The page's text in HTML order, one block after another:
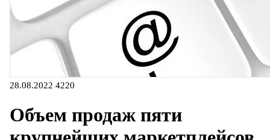
28.08.2022 4220
Объем продаж пяти